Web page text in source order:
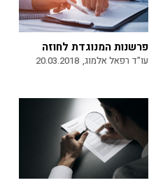
פרשנות המנוגדת לחוזה
עו"ד רפאל אלמוג, 20.03.2018